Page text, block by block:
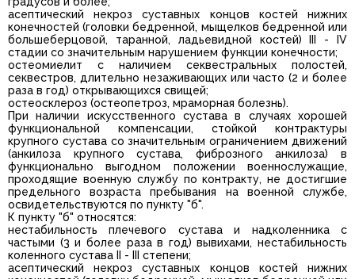
асептический некроз суставных концов костей нижних
конечностей (головки бедренной, мыщелков бедренной или
большеберцовой, таранной, ладьевидной костей) III - IV
стадии со значительным нарушением функции конечности;
остеомиелит с наличием секвестральных полостей,
секвестров, длительно незаживающих или часто (2 и более
раза в год) открывающихся свищей;
остеосклероз (остеопетроз, мраморная болезнь).
При наличии искусственного сустава в случаях хорошей
функциональной компенсации, стойкой контрактуры
крупного сустава со значительным ограничением движений
(анкилоза крупного сустава, фиброзного анкилоза) в
функционально выгодном положении военнослужащие,
проходящие военную службу по контракту, не достигшие
предельного возраста пребывания на военной службе,
освидетельствуются по пункту "б".
К пункту "б" относятся:
нестабильность плечевого сустава и надколенника с
частыми (3 и более раза в год) вывихами, нестабильность
коленного сустава II - III степени;
асептический некроз суставных концов костей нижних